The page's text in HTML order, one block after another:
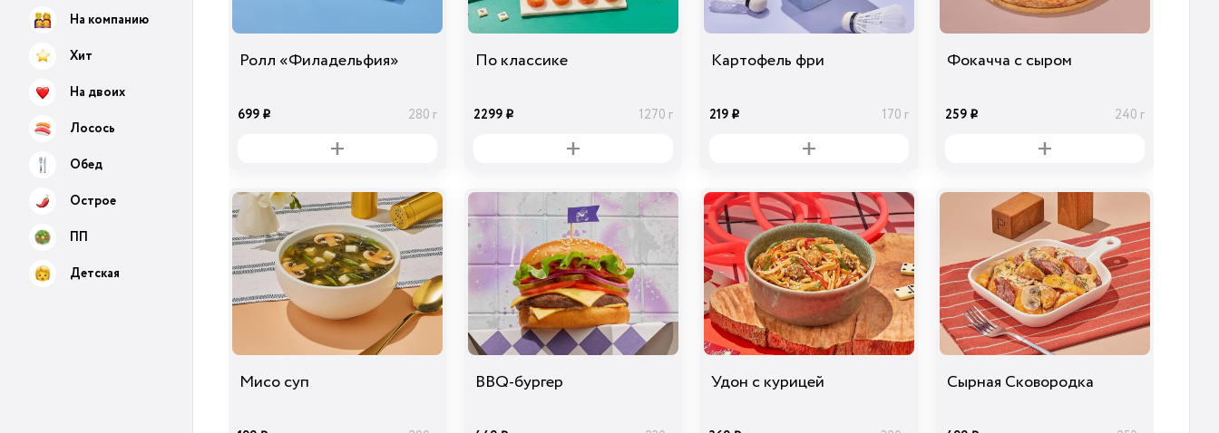
На компанию
Хит
На двоих
Лосось
Обед
Острое
ПП
Детская
Ролл «Филадельфия»
699 i 280 г
По классике
2299 i 1270 г
Картофель фри
219 i 170 г
Фокачча с сыром
259 i 240 г
Мисо суп BBQ-бургер Удон с курицей Сырная Сковородка